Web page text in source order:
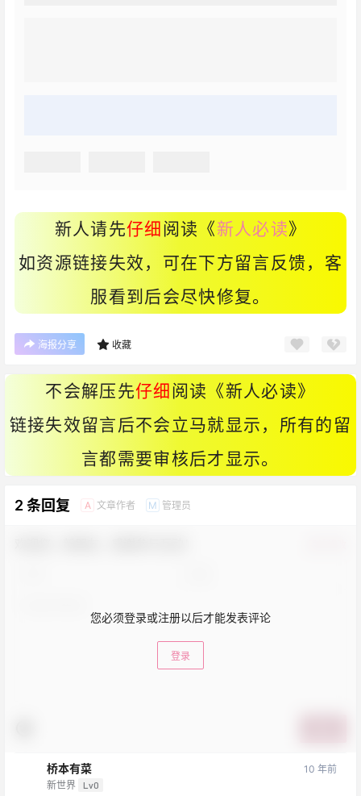
新人请先仔细 阅读《新人必读》
如资源链接失效，可在下方留言反馈，客
服看到后会尽快修复。
海报分享 收藏
不会解压先仔细 阅读《新人必读》
链接失效留言后不会立马就显示，所有的留
言都需要审核后才显示。
2 条回复 A 文章作者 M 管理员
您必须登录或注册以后才能发表评论
登录
桥本有菜
新世界 Lv0
10 年前